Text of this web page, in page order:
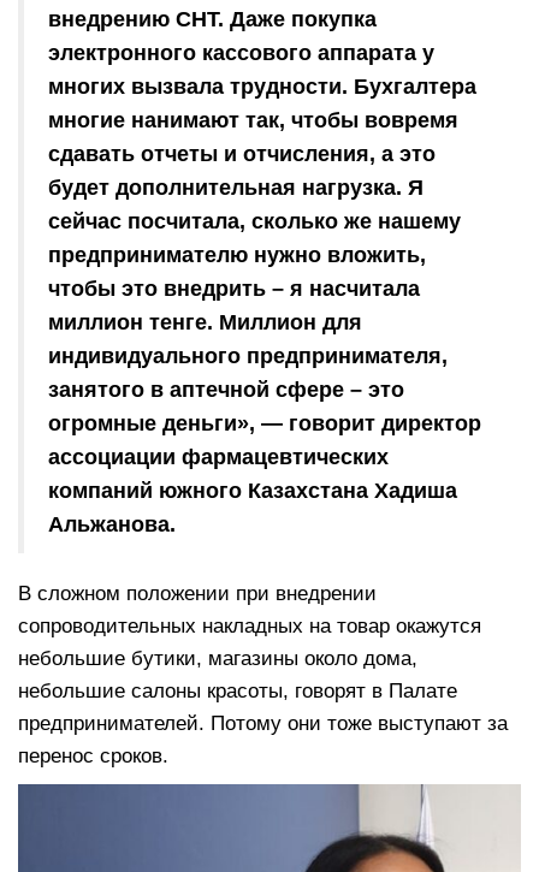
внедрению СНТ. Даже покупка
электронного кассового аппарата у
многих вызвала трудности. Бухгалтера
многие нанимают так, чтобы вовремя
сдавать отчеты и отчисления, а это
будет дополнительная нагрузка. Я
сейчас посчитала, сколько же нашему
предпринимателю нужно вложить,
чтобы это внедрить – я насчитала
миллион тенге. Миллион для
индивидуального предпринимателя,
занятого в аптечной сфере – это
огромные деньги», — говорит директор
ассоциации фармацевтических
компаний южного Казахстана Хадиша
Альжанова.
В сложном положении при внедрении
сопроводительных накладных на товар окажутся
небольшие бутики, магазины около дома,
небольшие салоны красоты, говорят в Палате
предпринимателей. Потому они тоже выступают за
перенос сроков.